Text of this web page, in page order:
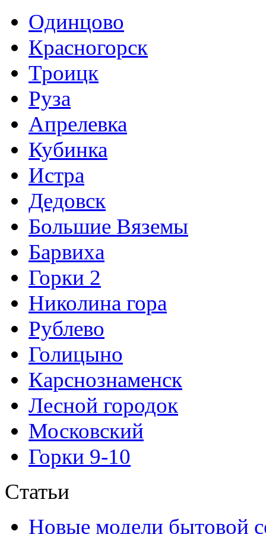
Одинцово
Красногорск
Троицк
Руза
Апрелевка
Кубинка
Истра
Дедовск
Большие Вяземы
Барвиха
Горки 2
Николина гора
Рублево
Голицыно
Карснознаменск
Лесной городок
Московский
Горки 9-10
Статьи
Новые модели бытовой